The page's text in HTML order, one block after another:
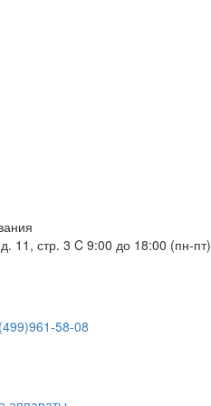
11, стр. 3 C 9:00 до 18:00 (пн-пт)
58-08